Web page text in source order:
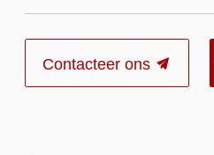
Contacteer ons